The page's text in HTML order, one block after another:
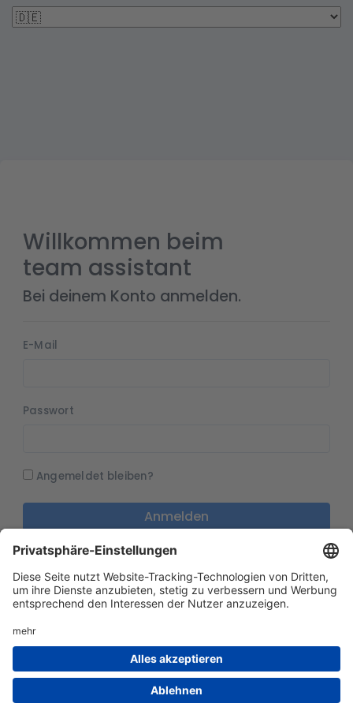
Culture
Willkommen beim
team assistant
Bei deinem Konto anmelden.
E-Mail
Passwort
Angemeldet bleiben?
Anmelden
Passwort vergessen
Bestätigungsmail erneut zusenden.